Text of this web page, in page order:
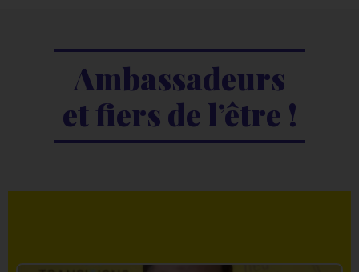
Ambassadeurs
et fiers de l’être !